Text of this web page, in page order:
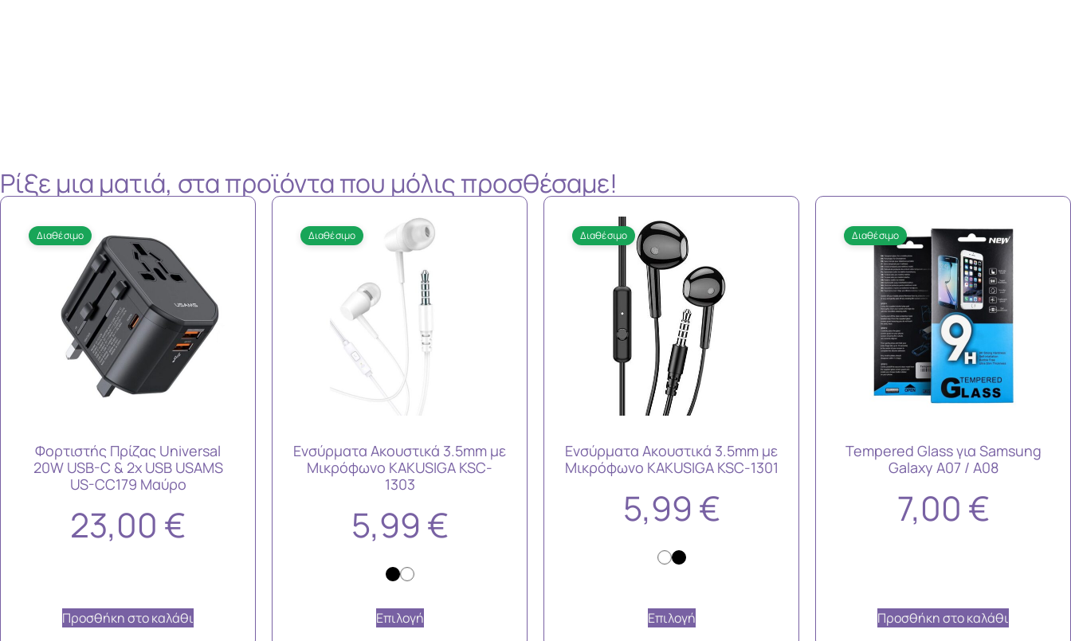
Ρίξε μια ματιά, στα προϊόντα που μόλις προσθέσαμε!
Διαθέσιμο
Φορτιστής Πρίζας Universal
20W USB-C & 2x USB USAMS
US-CC179 Μαύρο
23,00 €
Προσθήκη στο καλάθι
Διαθέσιμο
Ενσύρματα Ακουστικά 3.5mm με
Μικρόφωνο KAKUSIGA KSC-
1303
5,99 €
Επιλογή
Διαθέσιμο
Ενσύρματα Ακουστικά 3.5mm με
Μικρόφωνο KAKUSIGA KSC-1301
5,99 €
Επιλογή
Διαθέσιμο
Tempered Glass για Samsung
Galaxy A07 / A08
7,00 €
Προσθήκη στο καλάθι